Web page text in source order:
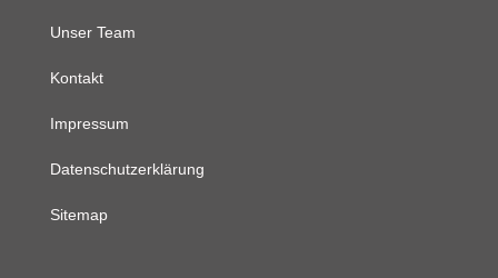
Unser Team
Kontakt
Impressum
Datenschutzerklärung
Sitemap